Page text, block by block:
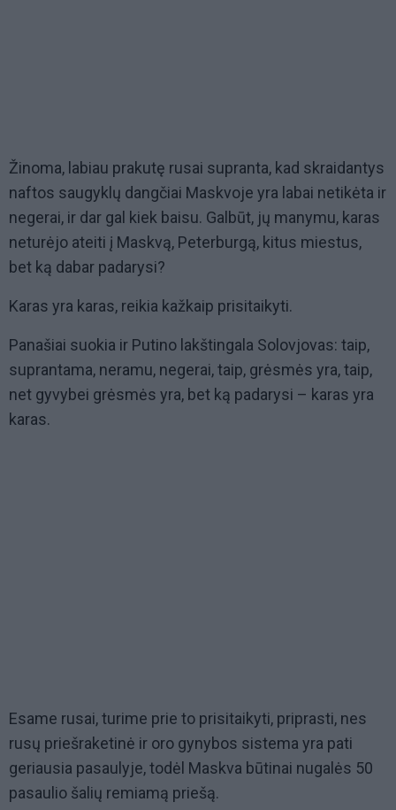
Žinoma, labiau prakutę rusai supranta, kad skraidantys
naftos saugyklų dangčiai Maskvoje yra labai netikėta ir
negerai, ir dar gal kiek baisu. Galbūt, jų manymu, karas
neturėjo ateiti į Maskvą, Peterburgą, kitus miestus,
bet ką dabar padarysi?
Karas yra karas, reikia kažkaip prisitaikyti.
Panašiai suokia ir Putino lakštingala Solovjovas: taip,
suprantama, neramu, negerai, taip, grėsmės yra, taip,
net gyvybei grėsmės yra, bet ką padarysi – karas yra
karas.
Esame rusai, turime prie to prisitaikyti, priprasti, nes
rusų priešraketinė ir oro gynybos sistema yra pati
geriausia pasaulyje, todėl Maskva būtinai nugalės 50
pasaulio šalių remiamą priešą.